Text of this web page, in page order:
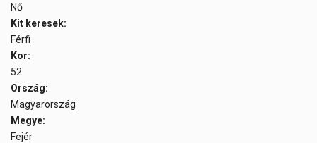
Nő
Kit keresek:
Férfi
Kor:
52
Ország:
Magyarország
Megye:
Fejér